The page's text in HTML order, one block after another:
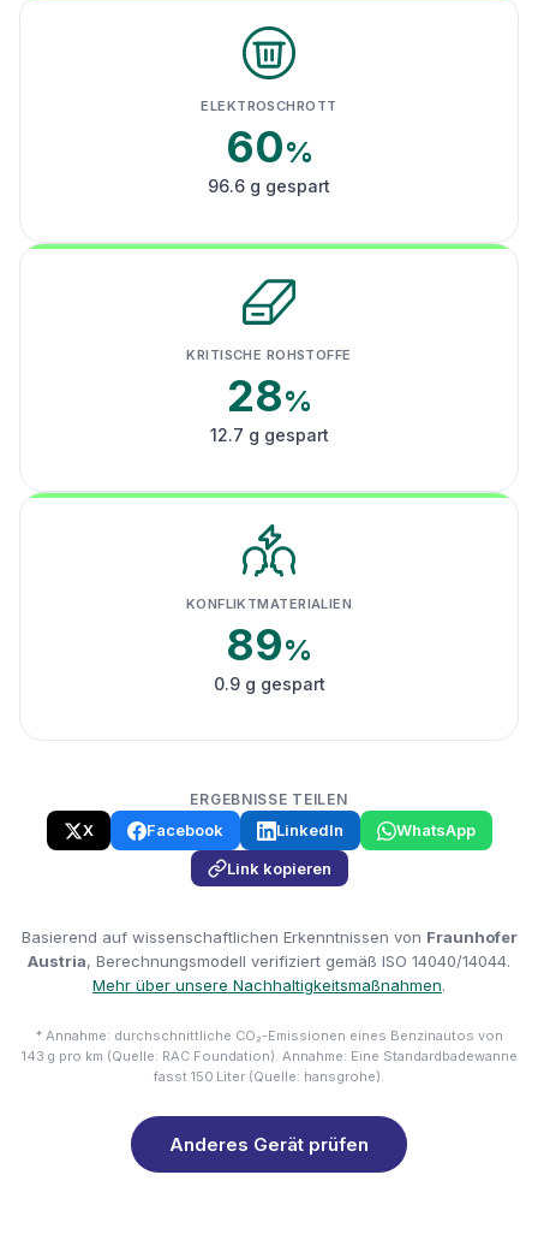
ELEKTROSCHROTT
60%
96.6 g gespart
KRITISCHE ROHSTOFFE
28%
12.7 g gespart
KONFLIKTMATERIALIEN
89%
0.9 g gespart
ERGEBNISSE TEILEN
X Facebook LinkedIn
WhatsApp
Link kopieren
Basierend auf wissenschaftlichen Erkenntnissen von Fraunhofer
Austria, Berechnungsmodell verifiziert gemäß ISO 14040/14044.
Mehr über unsere Nachhaltigkeitsmaßnahmen.
* Annahme: durchschnittliche CO₂-Emissionen eines Benzinautos von
143 g pro km (Quelle: RAC Foundation). Annahme: Eine Standardbadewanne
fasst 150 Liter (Quelle: hansgrohe).
Anderes Gerät prüfen